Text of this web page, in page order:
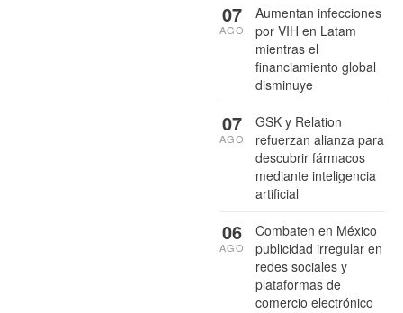
Aumentan infecciones
por VIH en Latam
mientras el
financiamiento global
disminuye
07
AGO
GSK y Relation
refuerzan alianza para
descubrir fármacos
mediante inteligencia
artificial
07
AGO
Combaten en México
publicidad irregular en
redes sociales y
plataformas de
comercio electrónico
06
AGO